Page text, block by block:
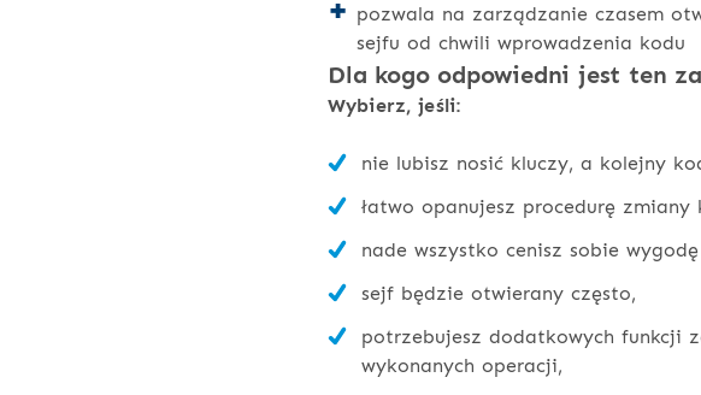
pozwala na zarządzanie czasem
sejfu od chwili wprowadzenia kodu
Dla kogo odpowiedni jest ten
Wybierz, jeśli:
nie lubisz nosić kluczy, a kolejny
łatwo opanujesz procedurę zmiany
nade wszystko cenisz sobie
sejf będzie otwierany często,
potrzebujesz dodatkowych funkcji
wykonanych operacji,